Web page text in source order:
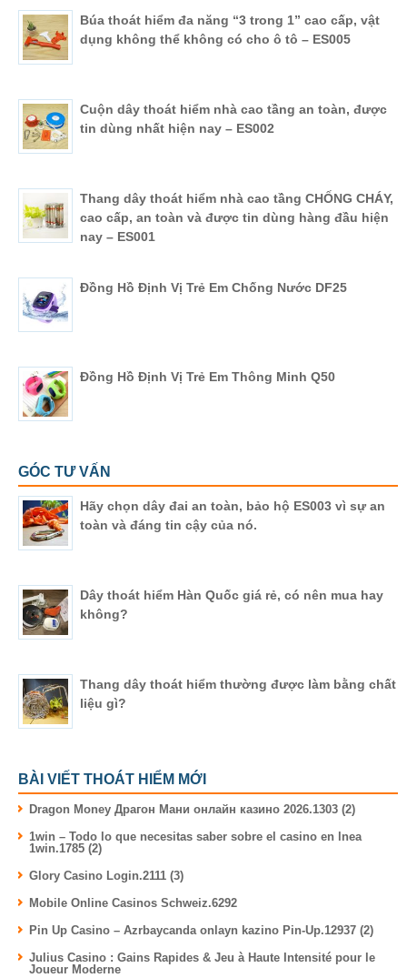
Búa thoát hiểm đa năng “3 trong 1” cao cấp, vật
dụng không thể không có cho ô tô – ES005
Cuộn dây thoát hiểm nhà cao tầng an toàn, được
tin dùng nhất hiện nay – ES002
Thang dây thoát hiểm nhà cao tầng CHỐNG CHÁY,
cao cấp, an toàn và được tin dùng hàng đầu hiện
nay – ES001
Đồng Hồ Định Vị Trẻ Em Chống Nước DF25
Đồng Hồ Định Vị Trẻ Em Thông Minh Q50
GÓC TƯ VẤN
Hãy chọn dây đai an toàn, bảo hộ ES003 vì sự an
toàn và đáng tin cậy của nó.
Dây thoát hiểm Hàn Quốc giá rẻ, có nên mua hay
không?
Thang dây thoát hiểm thường được làm bằng chất
liệu gì?
BÀI VIẾT THOÁT HIỂM MỚI
Dragon Money Драгон Мани онлайн казино 2026.1303 (2)
1win – Todo lo que necesitas saber sobre el casino en lnea
1win.1785 (2)
Glory Casino Login.2111 (3)
Mobile Online Casinos Schweiz.6292
Pin Up Casino – Azrbaycanda onlayn kazino Pin-Up.12937 (2)
Julius Casino : Gains Rapides & Jeu à Haute Intensité pour le
Joueur Moderne